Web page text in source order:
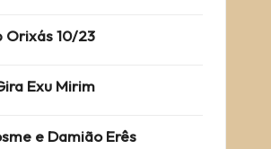
Orixás 10/23
Exu Mirim
e Damião Erês